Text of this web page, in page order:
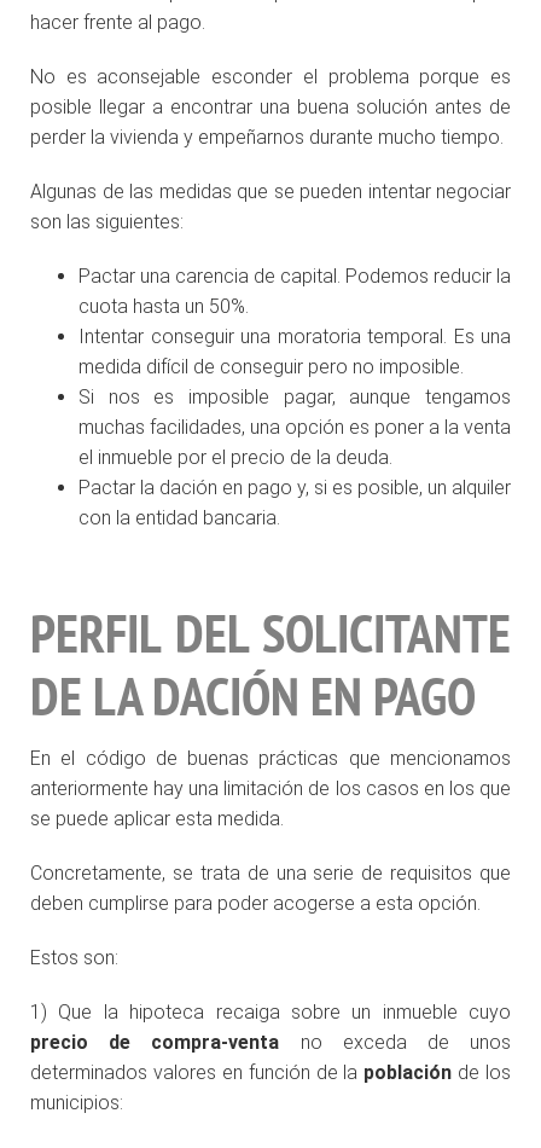
hacer frente al pago.
No es aconsejable esconder el problema porque es
posible llegar a encontrar una buena solución antes de
perder la vivienda y empeñarnos durante mucho tiempo.
Algunas de las medidas que se pueden intentar negociar
son las siguientes:
Pactar una carencia de capital. Podemos reducir la
cuota hasta un 50%.
Intentar conseguir una moratoria temporal. Es una
medida difícil de conseguir pero no imposible.
Si nos es imposible pagar, aunque tengamos
muchas facilidades, una opción es poner a la venta
el inmueble por el precio de la deuda.
Pactar la dación en pago y, si es posible, un alquiler
con la entidad bancaria.
PERFIL DEL SOLICITANTE
DE LA DACIÓN EN PAGO
En el código de buenas prácticas que mencionamos
anteriormente hay una limitación de los casos en los que
se puede aplicar esta medida.
Concretamente, se trata de una serie de requisitos que
deben cumplirse para poder acogerse a esta opción.
Estos son:
1) Que la hipoteca recaiga sobre un inmueble cuyo
precio de compra-venta no exceda de unos
determinados valores en función de la población de los
municipios: